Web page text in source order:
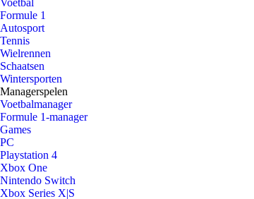
Voetbal
Formule 1
Autosport
Tennis
Wielrennen
Schaatsen
Wintersporten
Managerspelen
Voetbalmanager
Formule 1-manager
Games
PC
Playstation 4
Xbox One
Nintendo Switch
Xbox Series X|S